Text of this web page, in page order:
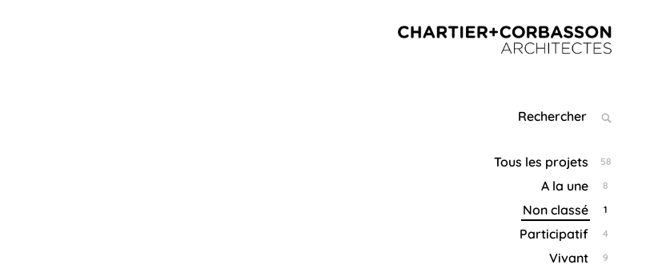
Tous les projets 58
A la une 8
Non classé 1
Participatif 4
Vivant 9